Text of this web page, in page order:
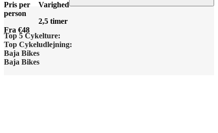
Pris per
person
Fra €48
Varighed
2,5 timer
Top 5 Cykelture:
Barcelona Højdepunkter
Berlin Højdepunkter
Top Cykeludlejning:
Barcelona Cykeludlejning
Baja Bikes
Baja Bikes